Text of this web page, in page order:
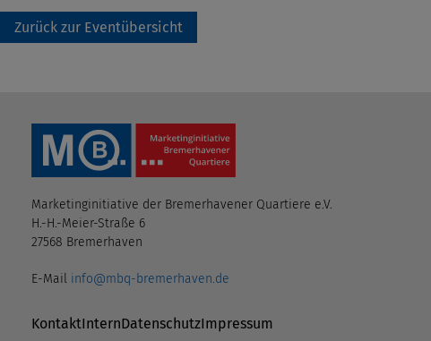
Zurück zur Eventübersicht
Marketinginitiative der Bremerhavener Quartiere e.V.
H.-H.-Meier-Straße 6
27568 Bremerhaven
E-Mail info@mbq-bremerhaven.de
Navigation überspringen
KontaktInternDatenschutzImpressum